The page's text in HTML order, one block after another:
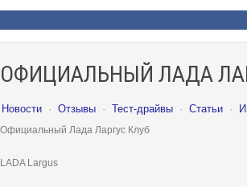
ОФИЦИАЛЬНЫЙ ЛАДА
Новости · Отзывы · Тест-драйвы · Статьи ·
Официальный Лада Ларгус Клуб
LADA Largus